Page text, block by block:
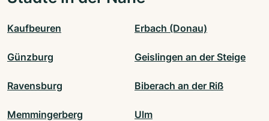
Kaufbeuren Erbach (Donau)
Günzburg Geislingen an der Steige
Ravensburg Biberach an der Riß
Memmingerberg Ulm